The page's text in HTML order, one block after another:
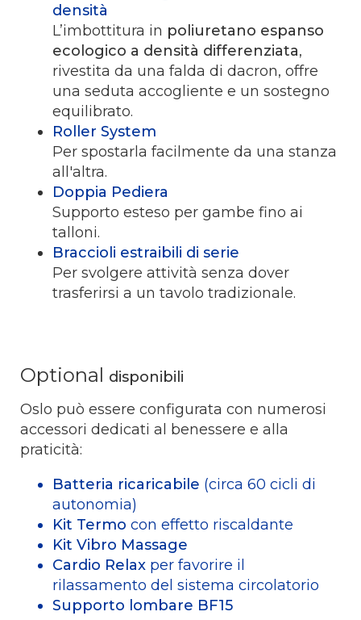
densità
L’imbottitura in poliuretano espanso
ecologico a densità differenziata,
rivestita da una falda di dacron, offre
una seduta accogliente e un sostegno
equilibrato.
Roller System
Per spostarla facilmente da una stanza
all'altra.
Doppia Pediera
Supporto esteso per gambe fino ai
talloni.
Braccioli estraibili di serie
Per svolgere attività senza dover
trasferirsi a un tavolo tradizionale.
Optional disponibili
Oslo può essere configurata con numerosi
accessori dedicati al benessere e alla
praticità:
Batteria ricaricabile (circa 60 cicli di
autonomia)
Kit Termo con effetto riscaldante
Kit Vibro Massage
Cardio Relax per favorire il
rilassamento del sistema circolatorio
Supporto lombare BF15